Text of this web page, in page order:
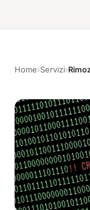
Home›Servizi›